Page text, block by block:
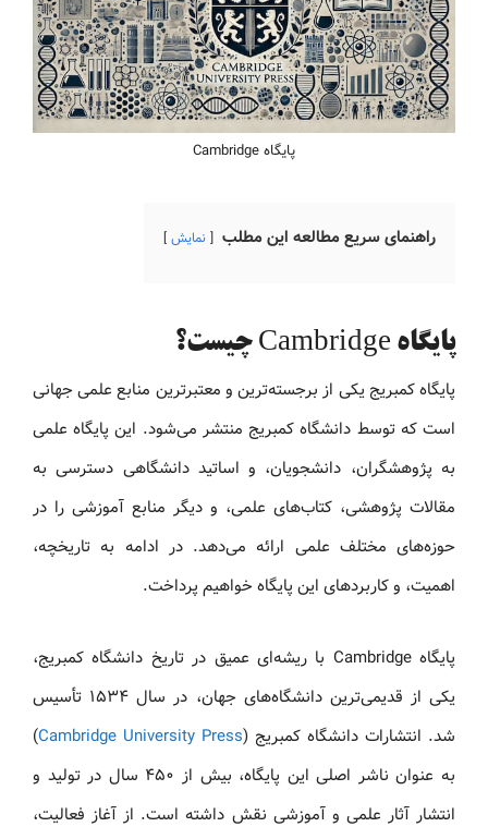
پایگاه Cambridge
راهنمای سریع مطالعه این مطلب نمایش
پایگاه Cambridge چیست؟
پایگاه کمبریج یکی از برجسته‌ترین و معتبرترین منابع علمی جهانی
است که توسط دانشگاه کمبریج منتشر می‌شود. این پایگاه علمی
به پژوهشگران، دانشجویان، و اساتید دانشگاهی دسترسی به
مقالات پژوهشی، کتاب‌های علمی، و دیگر منابع آموزشی را در
حوزه‌های مختلف علمی ارائه می‌دهد. در ادامه به تاریخچه،
اهمیت، و کاربردهای این پایگاه خواهیم پرداخت.
پایگاه Cambridge با ریشه‌ای عمیق در تاریخ دانشگاه کمبریج،
یکی از قدیمی‌ترین دانشگاه‌های جهان، در سال ۱۵۳۴ تأسیس
شد. انتشارات دانشگاه کمبریج (Cambridge University Press
)
به عنوان ناشر اصلی این پایگاه، بیش از ۴۵۰ سال در تولید و
انتشار آثار علمی و آموزشی نقش داشته است. از آغاز فعالیت،